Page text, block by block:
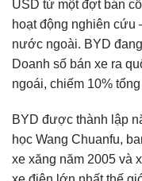
USD từ một đợt bán
hoạt động nghiên cứu
nước ngoài. BYD
Doanh số bán xe ra
ngoái, chiếm 10%
BYD được thành lập
học Wang Chuanfu,
xe xăng năm 2005 và